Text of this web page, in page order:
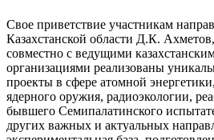
Свое приветствие участникам
Казахстанской области Д.К.
совместно с ведущими
организациями реализованы
проекты в сфере атомной
ядерного оружия, радиоэкологии,
бывшего Семипалатинского
других важных и актуальных